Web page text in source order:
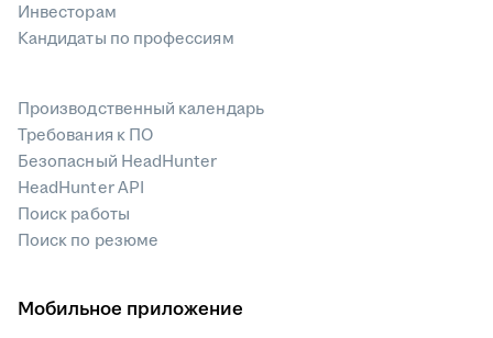
Инвесторам
Кандидаты по профессиям
Производственный календарь
Требования к ПО
Безопасный HeadHunter
HeadHunter API
Поиск работы
Поиск по резюме
Мобильное приложение